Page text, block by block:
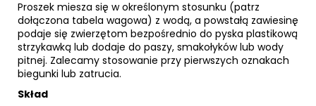
Proszek miesza się w określonym stosunku (patrz
dołączona tabela wagowa) z wodą, a powstałą zawiesinę
podaje się zwierzętom bezpośrednio do pyska plastikową
strzykawką lub dodaje do paszy, smakołyków lub wody
pitnej. Zalecamy stosowanie przy pierwszych oznakach
biegunki lub zatrucia.
Skład